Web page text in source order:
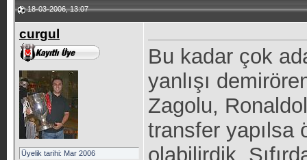
18-03-2006, 13:07
curgul
Üyelik tarihi: Mar 2006
Bu kadar çok
yanlışı
Zagolu,
transfer yapılsa
olabilirdik.